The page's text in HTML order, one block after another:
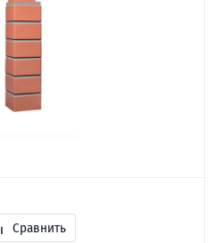
Сравнить